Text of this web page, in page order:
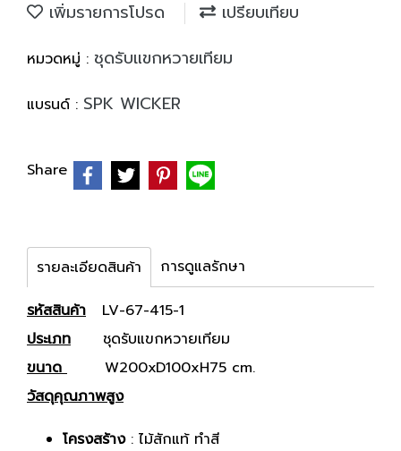
เพิ่มรายการโปรด เปรียบเทียบ
หมวดหมู่ : ชุดรับแขกหวายเทียม
แบรนด์ : SPK WICKER
Share
รายละเอียดสินค้า การดูแลรักษา
รหัสสินค้า LV-67-415-1
ประเภท ชุดรับแขกหวายเทียม
ขนาด W200xD100xH75 cm.
วัสดุคุณภาพสูง
โครงสร้าง : ไม้สักแท้ ทำสี